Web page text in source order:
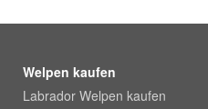
Welpen kaufen
Labrador Welpen kaufen